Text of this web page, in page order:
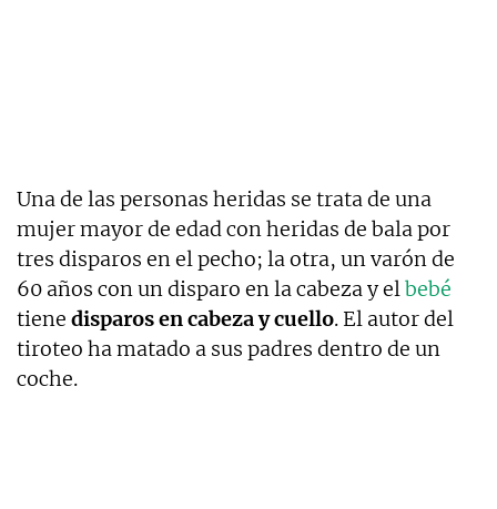
Una de las personas heridas se trata de una
mujer mayor de edad con heridas de bala por
tres disparos en el pecho; la otra, un varón de
60 años con un disparo en la cabeza y elbebé
tiene disparos en cabeza y cuello. El autor del
tiroteo ha matado a sus padres dentro de un
coche.